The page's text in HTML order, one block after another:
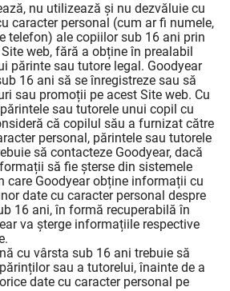
nu utilizează și nu dezvăluie cu
caracter personal (cum ar fi numele,
telefon) ale copiilor sub 16 ani prin
web, fără a obține în prealabil
părinte sau tutore legal. Goodyear
16 ani să se înregistreze sau să
sau promoții pe acest Site web. Cu
sau tutorele unui copil cu
că copilul său a furnizat către
personal, părintele sau tutorele
să contacteze Goodyear, dacă
să fie șterse din sistemele
care Goodyear obține informații cu
date cu caracter personal despre
16 ani, în formă recuperabilă în
va șterge informațiile respective
cu vârsta sub 16 ani trebuie să
sau a tutorelui, înainte de a
date cu caracter personal pe